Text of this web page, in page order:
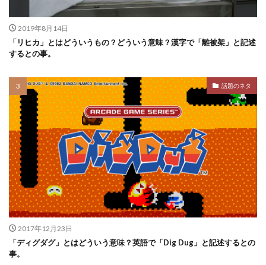
2019年8月14日
「リヒカ」とはどういうもの？どういう意味？漢字で「離被架」と記述
するとの事。
話題のネタ
2017年12月23日
「ディグダグ」とはどういう意味？英語で「Dig Dug」と記述するとの
事。